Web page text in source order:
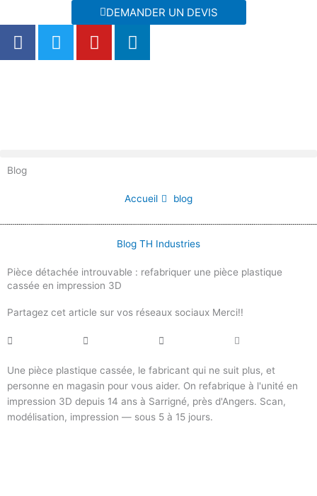
au
contenu
DEMANDER UN DEVIS
F
a
T
w
Y
o
L
i
Blog
Accueil blog
Blog TH Industries
Pièce détachée introuvable : refabriquer une pièce plastique
cassée en impression 3D
Partagez cet article sur vos réseaux sociaux Merci!!
Une pièce plastique cassée, le fabricant qui ne suit plus, et
personne en magasin pour vous aider. On refabrique à l'unité en
impression 3D depuis 14 ans à Sarrigné, près d'Angers. Scan,
modélisation, impression — sous 5 à 15 jours.